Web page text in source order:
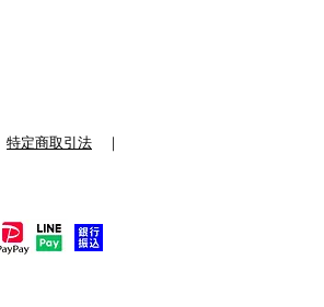
特定商取引法 ｜